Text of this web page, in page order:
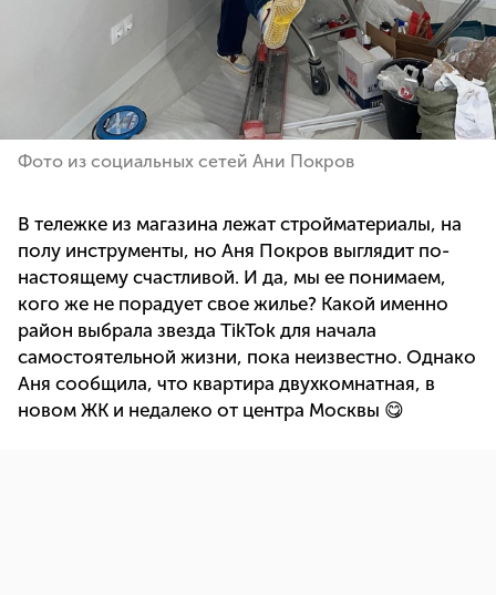
Фото из социальных сетей Ани Покров
В тележке из магазина лежат стройматериалы, на
полу инструменты, но Аня Покров выглядит по-
настоящему счастливой. И да, мы ее понимаем,
кого же не порадует свое жилье? Какой именно
район выбрала звезда TikTok для начала
самостоятельной жизни, пока неизвестно. Однако
Аня сообщила, что квартира двухкомнатная, в
новом ЖК и недалеко от центра Москвы 😋